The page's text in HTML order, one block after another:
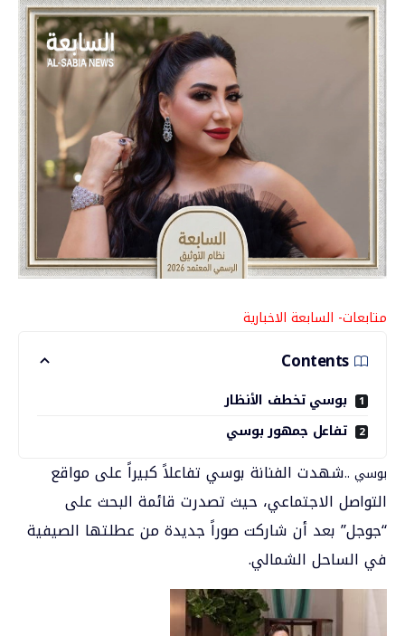
متابعات- السابعة الاخبارية
Contents
بوسي تخطف الأنظار
تفاعل جمهور بوسي
بوسي ..شهدت الفنانة بوسي تفاعلاً كبيراً على مواقع
التواصل الاجتماعي، حيث تصدرت قائمة البحث على
“جوجل” بعد أن شاركت صوراً جديدة من عطلتها الصيفية
في الساحل الشمالي.